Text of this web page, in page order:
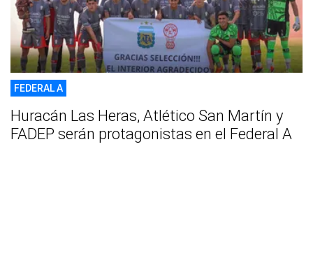
FEDERAL A
Huracán Las Heras, Atlético San Martín y
FADEP serán protagonistas en el Federal A